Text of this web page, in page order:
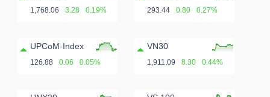
1,768.06 3.28 0.19% 293.44 0.80 0.27%
UPCoM-Index
126.88 0.06 0.05%
VN30
1,911.09 8.30 0.44%
Sách
chính